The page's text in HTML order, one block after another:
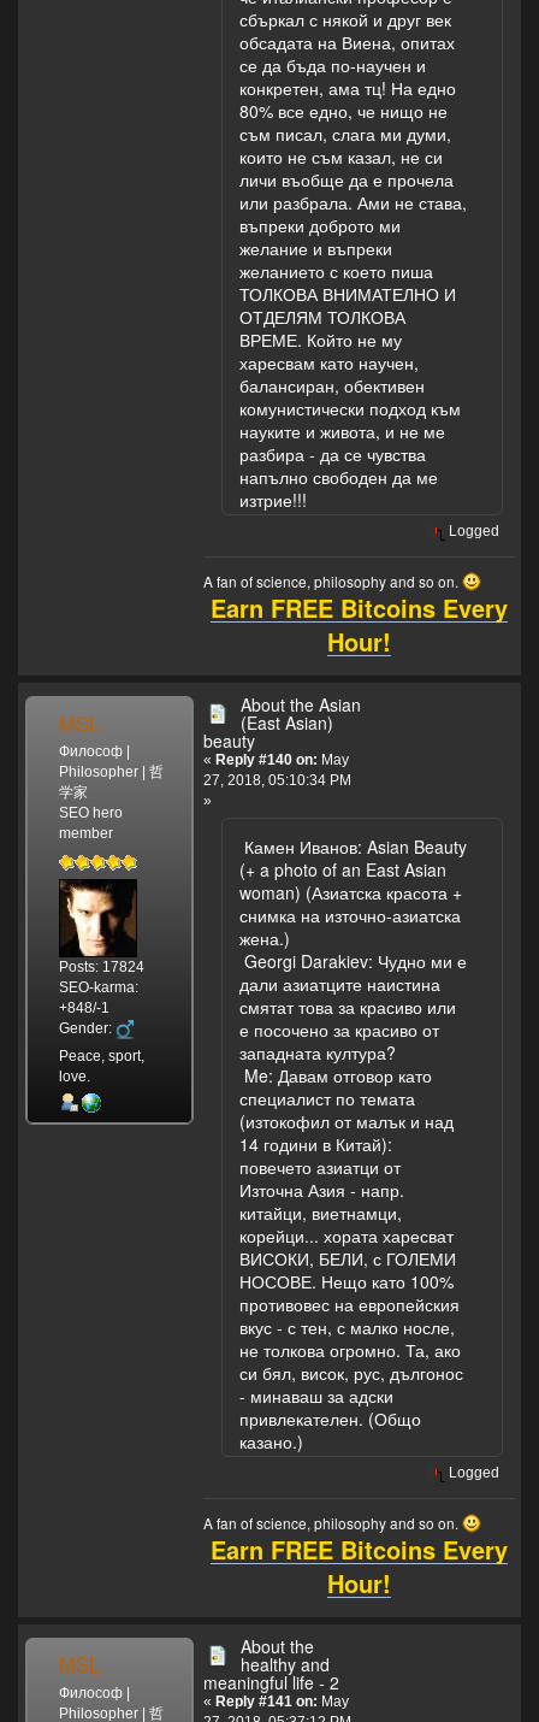
сбъркал с някой и друг век
обсадата на Виена, опитах
се да бъда по-научен и
конкретен, ама тц! На едно
80% все едно, че нищо не
съм писал, слага ми думи,
които не съм казал, не си
личи въобще да е прочела
или разбрала. Ами не става,
въпреки доброто ми
желание и въпреки
желанието с което пиша
ТОЛКОВА ВНИМАТЕЛНО И
ОТДЕЛЯМ ТОЛКОВА
ВРЕМЕ. Който не му
харесвам като научен,
балансиран, обективен
комунистически подход към
науките и живота, и не ме
разбира - да се чувства
напълно свободен да ме
изтрие!!!
Logged
A fan of science, philosophy and so on.
Earn FREE Bitcoins Every
Hour!
MSL
Философ |
Philosopher | 哲
学家
SEO hero
member
Posts: 17824
SEO-karma:
+848/-1
Gender:
Peace, sport,
love.
About the Asian
(East Asian)
beauty
« Reply #140 on: May
27, 2018, 05:10:34 PM
»
Камен Иванов: Asian Beauty
(+ a photo of an East Asian
woman) (Азиатска красота +
снимка на източно-азиатска
жена.)
Georgi Darakiev: Чудно ми е
дали азиатците наистина
смятат това за красиво или
е посочено за красиво от
западната култура?
Me: Давам отговор като
специалист по темата
(изтокофил от малък и над
14 години в Китай):
повечето азиатци от
Източна Азия - напр.
китайци, виетнамци,
корейци... хората харесват
ВИСОКИ, БЕЛИ, с ГОЛЕМИ
НОСОВЕ. Нещо като 100%
противовес на европейския
вкус - с тен, с малко носле,
не толкова огромно. Та, ако
си бял, висок, рус, дългонос
- минаваш за адски
привлекателен. (Общо
казано.)
Logged
A fan of science, philosophy and so on.
Earn FREE Bitcoins Every
Hour!
MSL
Философ |
Philosopher | 哲
About the
healthy and
meaningful life - 2
« Reply #141 on: May